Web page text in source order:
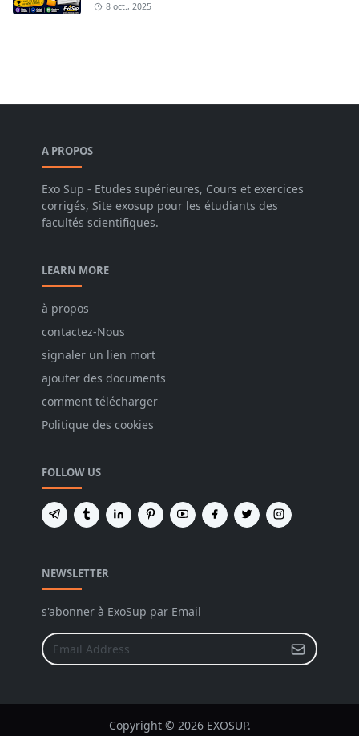
8 oct., 2025
A PROPOS
Exo Sup - Etudes supérieures, Cours et exercices
corrigés, Site exosup pour les étudiants des
facultés scientifiques.
LEARN MORE
à propos
contactez-Nous
signaler un lien mort
ajouter des documents
comment télécharger
Politique des cookies
FOLLOW US
NEWSLETTER
s'abonner à ExoSup par Email
Copyright © 2026 EXOSUP.